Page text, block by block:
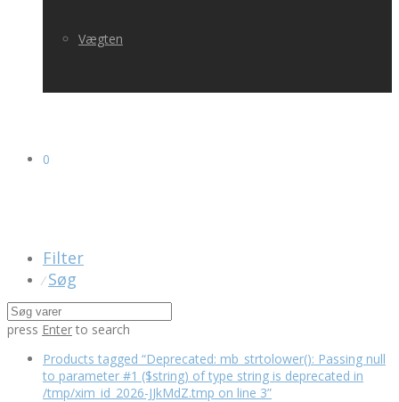
Vægten
0
Filter
⁄ Søg
press Enter to search
Products tagged “Deprecated: mb_strtolower(): Passing null
to parameter #1 ($string) of type string is deprecated in
/tmp/xim_id_2026-JJkMdZ.tmp on line 3”